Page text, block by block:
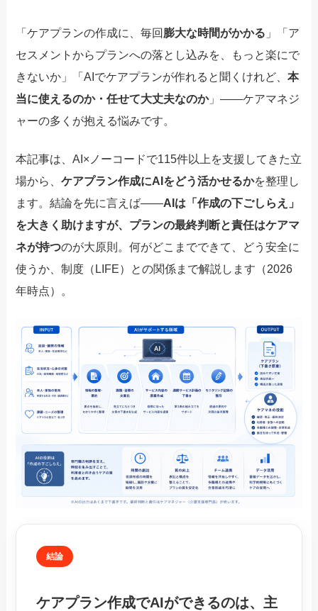
「ケアプランの作成に、毎回 膨大な時間がかかる 」「ア
セスメントからプランへの落とし込みを、もっと楽にで
きないか」「AIでケアプランが作れると聞くけれど、本
当に使えるのか・任せて大丈夫なのか」——ケアマネジ
ャーの多くが抱える悩みです。
本記事は、AI×ノーコードで115件以上を支援してきた立
場から、ケアプラン作成にAIをどう活かせるかを整理し
ます。結論を先に言えば——AIは「作成の下ごしらえ」
を大きく助けますが、プランの最終判断と責任はケアマ
ネが持つのが大原則。何がどこまでできて、どう安全に
使うか、制度（LIFE）との関係まで解説します（2026
年時点）。
結論
ケアプラン作成でAIができるのは、主